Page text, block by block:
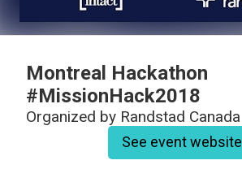
Montreal Hackathon
#MissionHack2018
Organized by Randstad Canada
See event website